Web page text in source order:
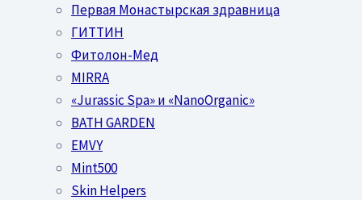
Первая Монастырская здравница
ГИТТИН
Фитолон-Мед
MIRRA
«Jurassic Spa» и «NanoOrganic»
BATH GARDEN
EMVY
Mint500
Skin Helpers